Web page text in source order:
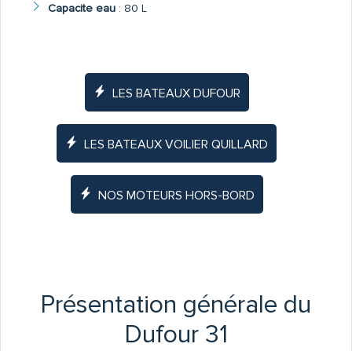
Capacite eau: 80 L
LES BATEAUX DUFOUR
LES BATEAUX VOILIER QUILLARD
NOS MOTEURS HORS-BORD
Présentation générale du
Dufour 31